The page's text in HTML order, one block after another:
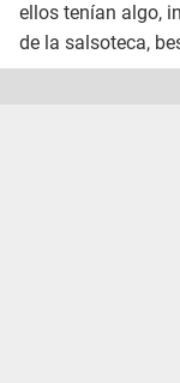
ellos tenían algo,
de la salsoteca,